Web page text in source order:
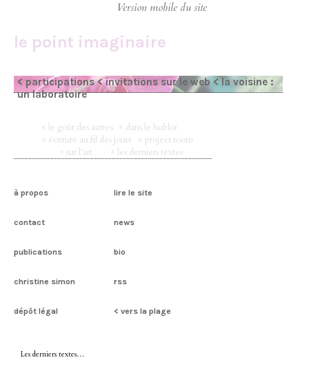
le point imaginaire
< participations < invitations sur le web < la voisine :
un laboratoire
< le goût des autres < dans le hublot
< écriture au fil des jours
< project room
< sur l’art
< les derniers textes
à propos lire le site
contact news
publications bio
christine simon rss
dépôt légal < vers la plage
Les derniers textes…